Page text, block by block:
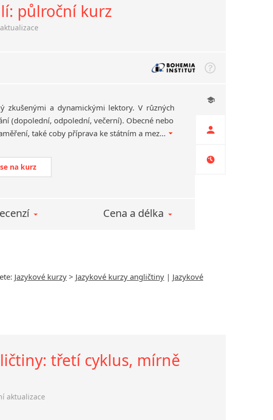
půlroční kurz
zkušenými a dynamickými lektory. V různých
(dopolední, odpolední, večerní). Obecné nebo
obchodní zaměření, také coby příprava ke státním a mezinárodním zkouškám. Konzultace zdarma.
na kurz
Cena a délka
Jazykové kurzy > Jazykové kurzy angličtiny | Jazykové
třetí cyklus, mírně
aktualizace